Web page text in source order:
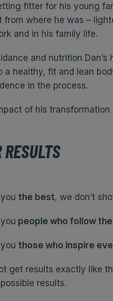
fitter for his young
from where he was –
and in his family life.
and nutrition Dan’s
a healthy, fit and lean
in the process.
of his
RESULTS
youthe best, we don’t
people who follow
youthose who inspire
get results exactly like
results.